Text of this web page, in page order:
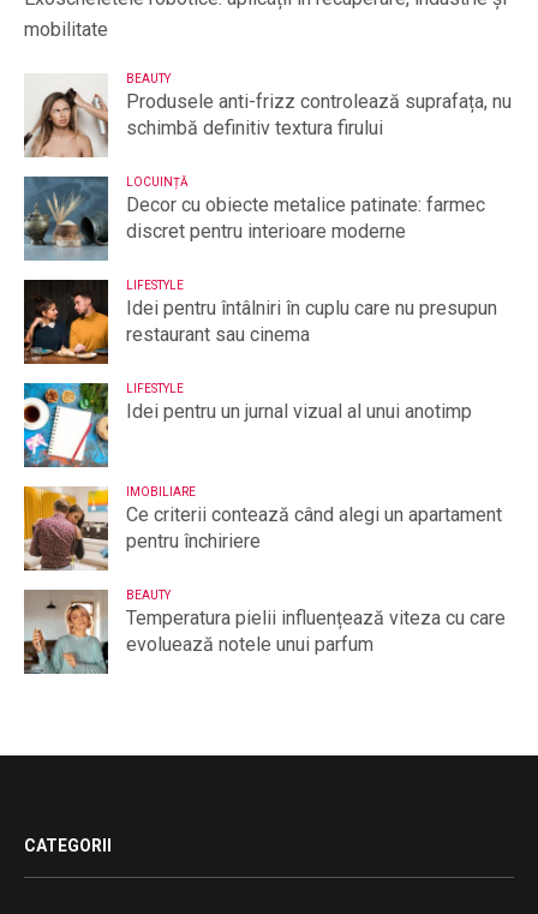
mobilitate
BEAUTY
Produsele anti-frizz controlează suprafața, nu
schimbă definitiv textura firului
LOCUINȚĂ
Decor cu obiecte metalice patinate: farmec
discret pentru interioare moderne
LIFESTYLE
Idei pentru întâlniri în cuplu care nu presupun
restaurant sau cinema
LIFESTYLE
Idei pentru un jurnal vizual al unui anotimp
IMOBILIARE
Ce criterii contează când alegi un apartament
pentru închiriere
BEAUTY
Temperatura pielii influențează viteza cu care
evoluează notele unui parfum
CATEGORII